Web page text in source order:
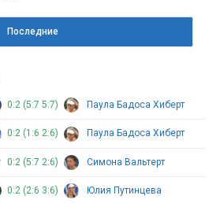
Последниe
0:2 (5:7 5:7) Паула Бадоса Хиберт
0:2 (1:6 2:6) Паула Бадоса Хиберт
0:2 (5:7 2:6) Симона Вальтерт
0:2 (2:6 3:6) Юлия Путинцева